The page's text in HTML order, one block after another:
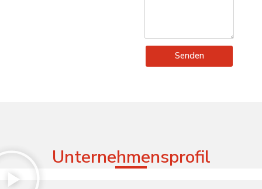
Senden
Unternehmensprofil